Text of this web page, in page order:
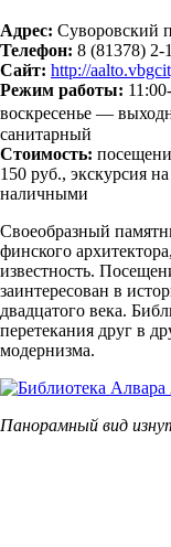
Адрес: Суворовский
Телефон: 8 (81378) 2-
Сайт: http://
Режим работы:
воскресенье —
санитарный
Стоимость:
150 руб., экскурсия
наличными
Своеобразный
финского
известность.
заинтересован в
двадцатого века.
перетекания друг в
модернизма.
Панорамный вид